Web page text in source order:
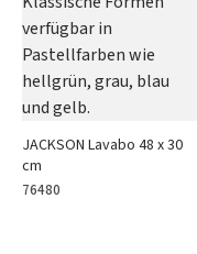
JACKSON Lavabo 48 x 30
cm
76480